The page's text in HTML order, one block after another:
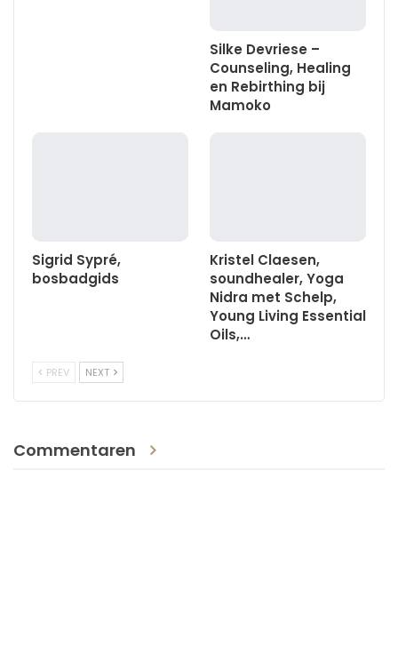
Silke Devriese –
Counseling, Healing
en Rebirthing bij
Mamoko
Sigrid Sypré,
bosbadgids
Kristel Claesen,
soundhealer, Yoga
Nidra met Schelp,
Young Living Essential
Oils,…
PREV NEXT
Commentaren